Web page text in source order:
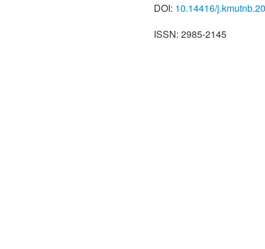
investment board says,”
DOI: 10.14416/
ISSN: 2985-2145